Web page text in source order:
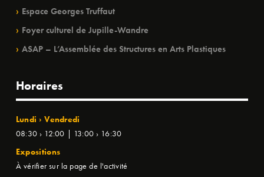
Espace Georges Truffaut
Foyer culturel de Jupille-Wandre
ASAP – L’Assemblée des Structures en Arts Plastiques
Horaires
Lundi › Vendredi
08:30 › 12:00 | 13:00 › 16:30
Expositions
À vérifier sur la page de l'activité